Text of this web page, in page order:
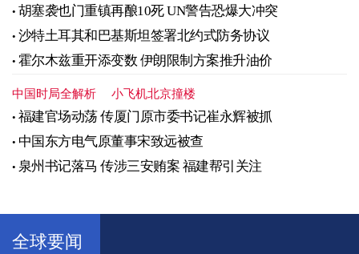
胡塞袭也门重镇再酿10死 UN警告恐爆大冲突
沙特土耳其和巴基斯坦签署北约式防务协议
霍尔木兹重开添变数 伊朗限制方案推升油价
中国时局全解析 小飞机北京撞楼
福建官场动荡 传厦门原市委书记崔永辉被抓
中国东方电气原董事宋致远被查
泉州书记落马 传涉三安贿案 福建帮引关注
全球要闻